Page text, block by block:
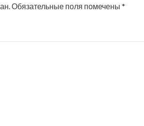
Обязательные поля помечены *